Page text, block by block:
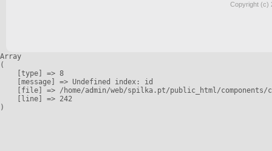
Copyright (c)
Array
(
    [type] => 8
    [message] => Undefined index: id
[file] => /home/admin/web/spilka.pt/public_html/
    [line] => 242